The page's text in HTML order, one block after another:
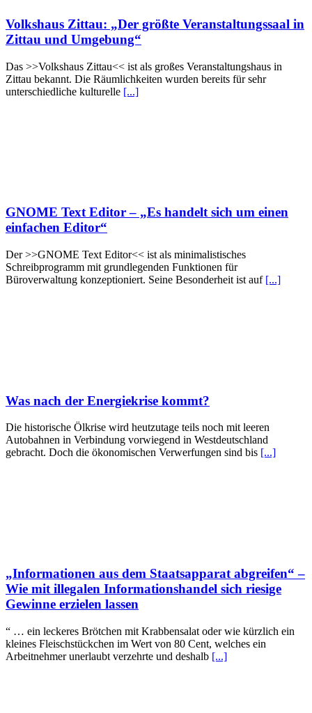
Volkshaus Zittau: „Der größte Veranstaltungssaal in
Zittau und Umgebung“
Das >>Volkshaus Zittau<< ist als großes Veranstaltungshaus in
Zittau bekannt. Die Räumlichkeiten wurden bereits für sehr
unterschiedliche kulturelle [...]
GNOME Text Editor – „Es handelt sich um einen
einfachen Editor“
Der >>GNOME Text Editor<< ist als minimalistisches
Schreibprogramm mit grundlegenden Funktionen für
Büroverwaltung konzeptioniert. Seine Besonderheit ist auf [...]
Was nach der Energiekrise kommt?
Die historische Ölkrise wird heutzutage teils noch mit leeren
Autobahnen in Verbindung vorwiegend in Westdeutschland
gebracht. Doch die ökonomischen Verwerfungen sind bis [...]
„Informationen aus dem Staatsapparat abgreifen“ –
Wie mit illegalen Informationshandel sich riesige
Gewinne erzielen lassen
“ … ein leckeres Brötchen mit Krabbensalat oder wie kürzlich ein
kleines Fleischstückchen im Wert von 80 Cent, welches ein
Arbeitnehmer unerlaubt verzehrte und deshalb [...]